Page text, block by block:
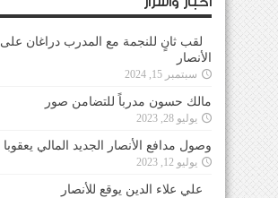
لقب ثانٍ للنجمة مع المدرب دراغان
الأنصار
سبتمبر 15, 2024
مالك حسون مدرباً للتضامن صور
يوليو 28, 2023
وصول مدافع الأنصار الجديد المالي يعقوبا
يوليو 12, 2023
علي علاء الدين يوقع للأنصار